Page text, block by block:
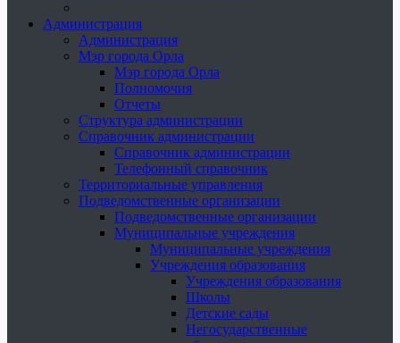
Администрация
Администрация
Мэр города Орла
Мэр города Орла
Полномочия
Отчеты
Структура администрации
Справочник администрации
Справочник администрации
Телефонный справочник
Территориальные управления
Подведомственные организации
Подведомственные организации
Муниципальные учреждения
Муниципальные учреждения
Учреждения образования
Учреждения образования
Школы
Детские сады
Негосударственные